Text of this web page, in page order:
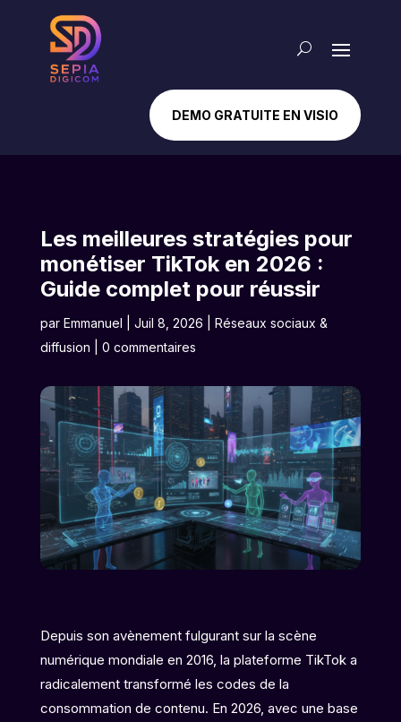
DEMO GRATUITE EN VISIO
Les meilleures stratégies pour
monétiser TikTok en 2026 :
Guide complet pour réussir
par Emmanuel Juil 8, 2026
Réseaux sociaux &
diffusion
0 commentaires
Depuis son avènement fulgurant sur la scène
numérique mondiale en 2016, la plateforme TikTok a
radicalement transformé les codes de la
consommation de contenu. En 2026, avec une base